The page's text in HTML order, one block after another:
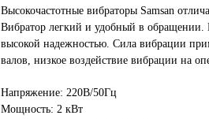
Высокочастотные вибраторы Samsan
Вибратор легкий и удобный в обращении.
высокой надежностью. Сила вибрации
валов, низкое воздействие вибрации на
Напряжение: 220В/50Гц
Мощность: 2 кВт